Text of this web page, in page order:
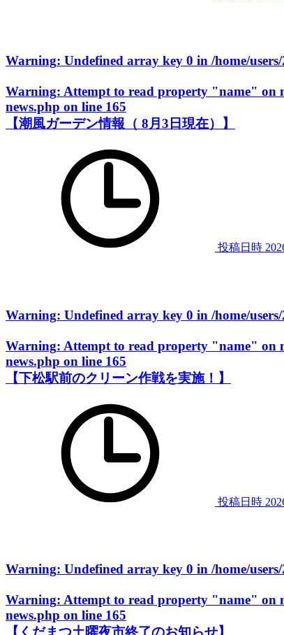
Warning: Undefined array key 0 in /home/
Warning: Attempt to read property "name" on
news.php on line 165
【潮風ガーデン情報（ 8月3日現在）】
投稿日時
Warning: Undefined array key 0 in /home/
Warning: Attempt to read property "name" on
news.php on line 165
【下松駅前のクリーン作戦を実施！】
投稿日時
Warning: Undefined array key 0 in /home/
Warning: Attempt to read property "name" on
news.php on line 165